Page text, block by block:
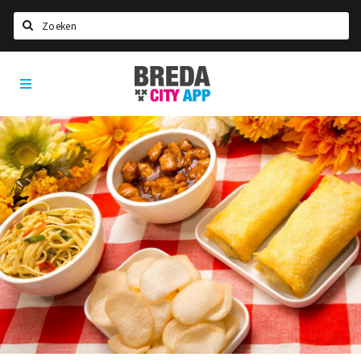
Home
Agenda
Deals
Party pics
Nieuws, interviews & blogs
Eten
Drinken
Slapen
Recreatief
Winkels
Breda
City
App